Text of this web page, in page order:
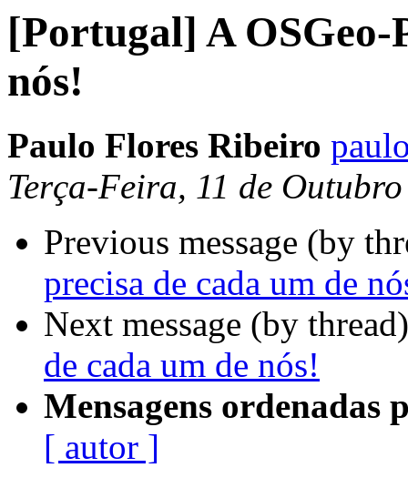
[Portugal] A OSGeo-
nós!
Paulo Flores Ribeiro
Terça-Feira, 11 de
Previous message (by
precisa de cada um de
Next message (by
de cada um de nós!
Mensagens ordenadas
[ autor ]